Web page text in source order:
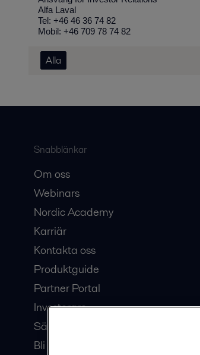
Alfa Laval
Tel: +46 46 36 74 82
Mobil: +46 709 78 74 82
Alla
Snabblänkar
Om oss
Webinars
Nordic Academy
Karriär
Kontakta oss
Produktguide
Partner Portal
Investerare
Säkerhetsdatablad
Bli en partner